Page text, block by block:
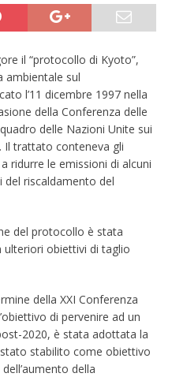
il “protocollo di Kyoto”,
ambientale sul
l’11 dicembre 1997 nella
della Conferenza delle
delle Nazioni Unite sui
Il trattato conteneva gli
ridurre le emissioni di alcuni
del riscaldamento del
del protocollo è stata
ulteriori obiettivi di taglio
della XXI Conferenza
di pervenire ad un
2020, è stata adottata la
stabilito come obiettivo
della